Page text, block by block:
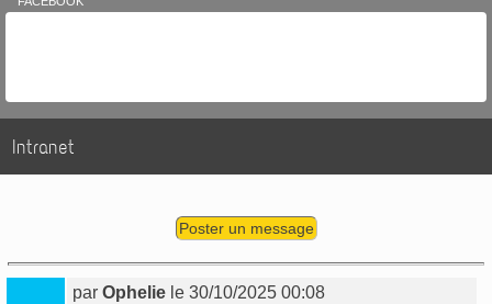
Intranet
Poster un message
parOphelie le 30/10/2025 00:08